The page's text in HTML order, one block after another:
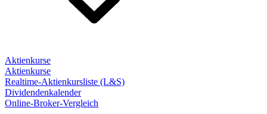
Aktienkurse
Aktienkurse
Realtime-Aktienkursliste (L&S)
Dividendenkalender
Online-Broker-Vergleich